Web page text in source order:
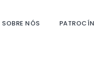
SOBRE NÓS